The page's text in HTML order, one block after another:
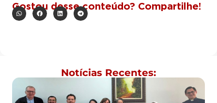
Gostou desse conteúdo? Compartilhe!
Notícias Recentes: